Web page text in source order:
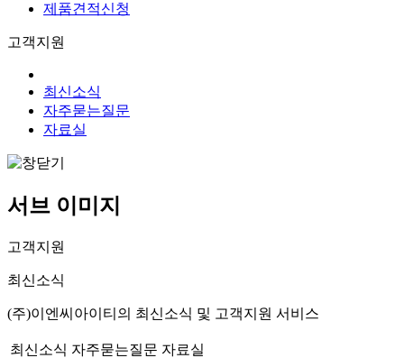
제품견적신청
고객지원
최신소식
자주묻는질문
자료실
서브 이미지
고객지원
최신소식
(주)이엔씨아이티의 최신소식 및 고객지원 서비스
최신소식 자주묻는질문 자료실